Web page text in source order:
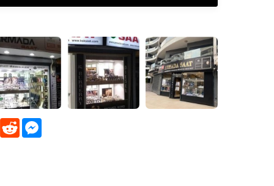
LinkedInReddit